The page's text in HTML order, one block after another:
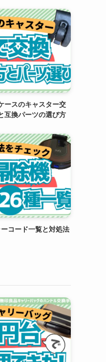
ースのキャスター交
互換パーツの選び方
コード一覧と対処法